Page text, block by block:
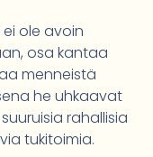
ole avoin
osa kantaa
menneistä
he uhkaavat
rahallisia
tukitoimia.